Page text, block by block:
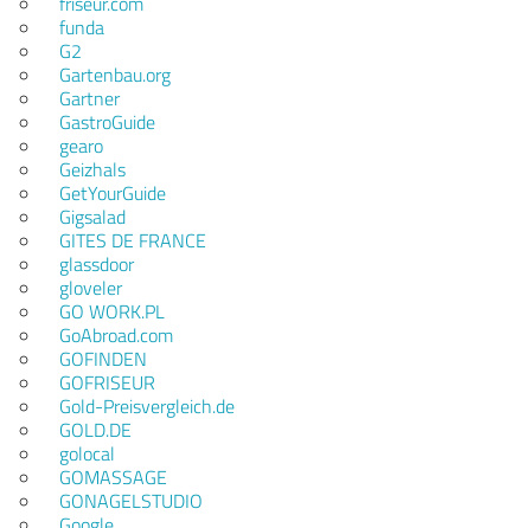
funda
G2
Gartenbau.org
Gartner
GastroGuide
gearo
Geizhals
GetYourGuide
Gigsalad
GITES DE FRANCE
glassdoor
gloveler
GO WORK.PL
GoAbroad.com
GOFINDEN
GOFRISEUR
Gold-Preisvergleich.de
GOLD.DE
golocal
GOMASSAGE
GONAGELSTUDIO